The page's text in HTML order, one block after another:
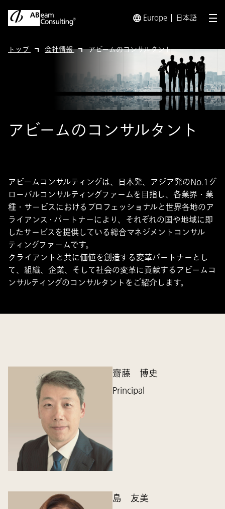
Europe 日本語 メ
トップ 会社情報 アビームのコンサルタント
アビームのコンサルタント
アビームコンサルティングは、日本発、アジア発のNo.1グ
ローバルコンサルティングファームを目指し、各業界・業
種・サービスにおけるプロフェッショナルと世界各地のア
ライアンス・パートナーにより、それぞれの国や地域に即
したサービスを提供している総合マネジメントコンサル
ティングファームです。
クライアントと共に価値を創造する変革パートナーとし
て、組織、企業、そして社会の変革に貢献するアビームコ
ンサルティングのコンサルタントをご紹介します。
齋藤 博史
Principal
島 友美